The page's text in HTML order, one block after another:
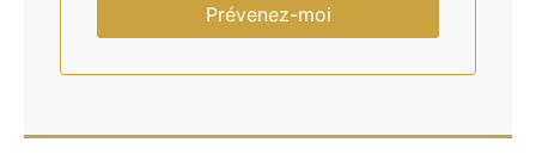
Prévenez-moi